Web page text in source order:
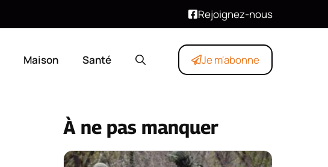
Rejoignez-nous
Maison Santé Je m'abonne
À ne pas manquer